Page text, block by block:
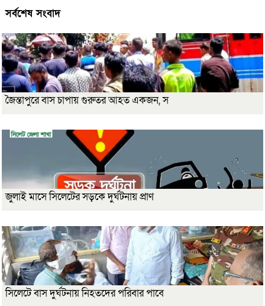
সর্বশেষ সংবাদ
জৈন্তাপুরে বাস চাপায় গুরুতর আহত একজন, স
জুলাই মাসে সিলেটের সড়কে দুর্ঘটনায় প্রাণ
সিলেটে বাস দুর্ঘটনায় নিহতদের পরিবার পাবে